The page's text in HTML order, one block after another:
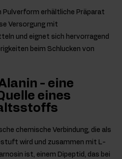
Pulverform erhältliche Präparat
Versorgung mit
und eignet sich hervorragend
beim Schlucken von
- eine
eines
chemische Verbindung, die als
wird und zusammen mit L-
ist, einem Dipeptid, das bei